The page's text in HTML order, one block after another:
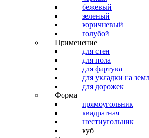
бежевый
зеленый
коричневый
голубой
Применение
для стен
для пола
для фартука
для укладки на
для дорожек
Форма
прямоугольник
квадратная
шестиугольник
куб